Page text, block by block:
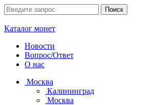
Каталог монет
Новости
Вопрос/Ответ
О нас
Москва
Калининград
Москва